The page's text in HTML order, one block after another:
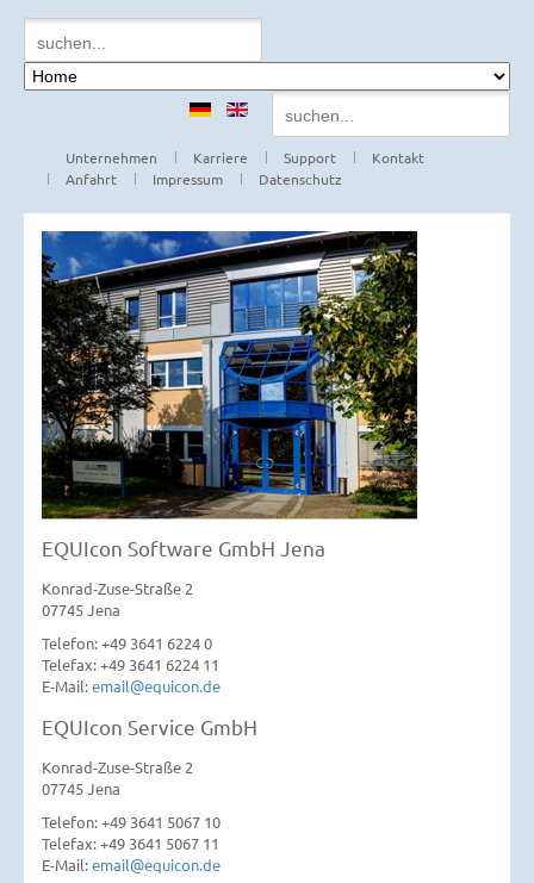
Unternehmen Karriere Support
Kontakt
Anfahrt
Impressum Datenschutz
EQUIcon Software GmbH Jena
Konrad-Zuse-Straße 2
07745 Jena
Telefon: +49 3641 6224 0
Telefax: +49 3641 6224 11
E-Mail:email@equicon.de
EQUIcon Service GmbH
Konrad-Zuse-Straße 2
07745 Jena
Telefon: +49 3641 5067 10
Telefax: +49 3641 5067 11
E-Mail:email@equicon.de